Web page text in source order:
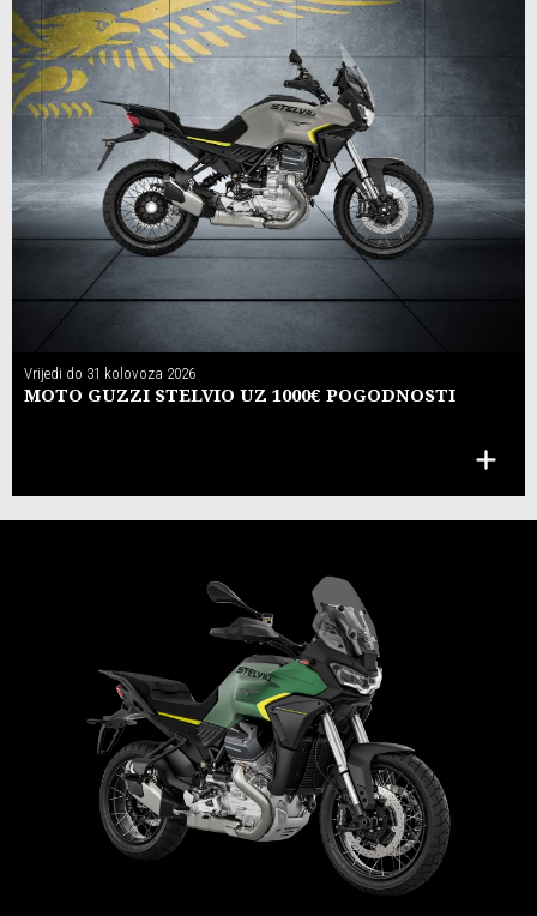
Vrijedi do 31 kolovoza 2026
MOTO GUZZI STELVIO UZ 1000€ POGODNOSTI